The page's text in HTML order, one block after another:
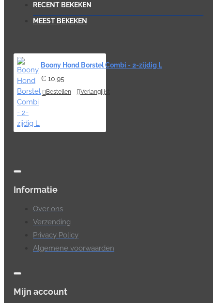
RECENT BEKEKEN
MEEST BEKEKEN
Boony Hond Borstel Combi - 2-zijdig L
€ 10,95
Bestellen Verlanglijst
Informatie
Over ons
Verzending
Privacy Policy
Algemene voorwaarden
Mijn account